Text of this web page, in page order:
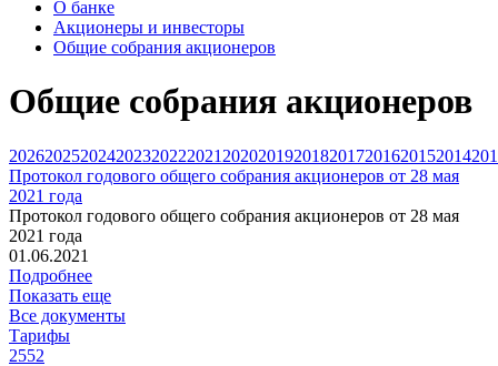
О банке
Акционеры и инвесторы
Общие собрания акционеров
Общие собрания акционеров
202620252024202320222021 2020201920182017201620152014
Протокол годового общего собрания акционеров от 28 мая
2021 года
Протокол годового общего собрания акционеров от 28 мая
2021 года
01.06.2021
Подробнее
Показать еще
Все документы
Тарифы
2552